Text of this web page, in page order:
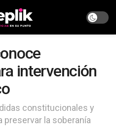
intervención
constitucionales y
preservar la soberanía